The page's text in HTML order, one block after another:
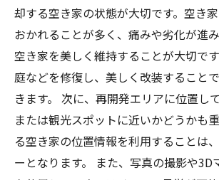
却する空き家の状態が大切です。空き
おかれることが多く、痛みや劣化が進み
空き家を美しく維持することが大切です
庭などを修復し、美しく改装すること
きます。 次に、再開発エリアに位置し
または観光スポットに近いかどうかも
る空き家の位置情報を利用することは
ーとなります。 また、写真の撮影や3D